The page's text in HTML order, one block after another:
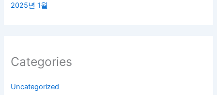
2025년 1월
Categories
Uncategorized